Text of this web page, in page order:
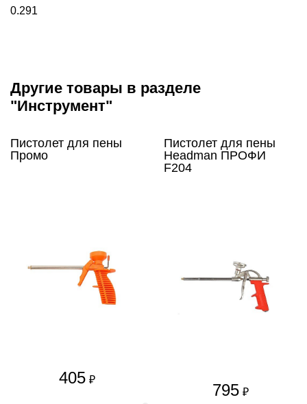
0.291
Другие товары в разделе
"Инструмент"
Пистолет для пены
Промо
405 ₽
Пистолет для пены
Headman ПРОФИ
F204
795 ₽